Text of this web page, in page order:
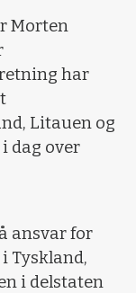
Morten
har
Litauen og
dag over
ansvar for
Tyskland,
i delstaten